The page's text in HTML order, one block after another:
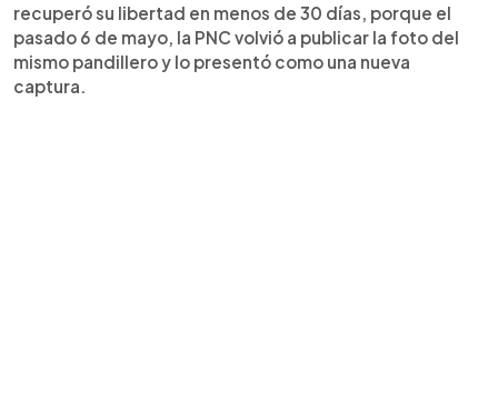
recuperó su libertad en menos de 30 días, porque el
pasado 6 de mayo, la PNC volvió a publicar la foto del
mismo pandillero y lo presentó como una nueva
captura.